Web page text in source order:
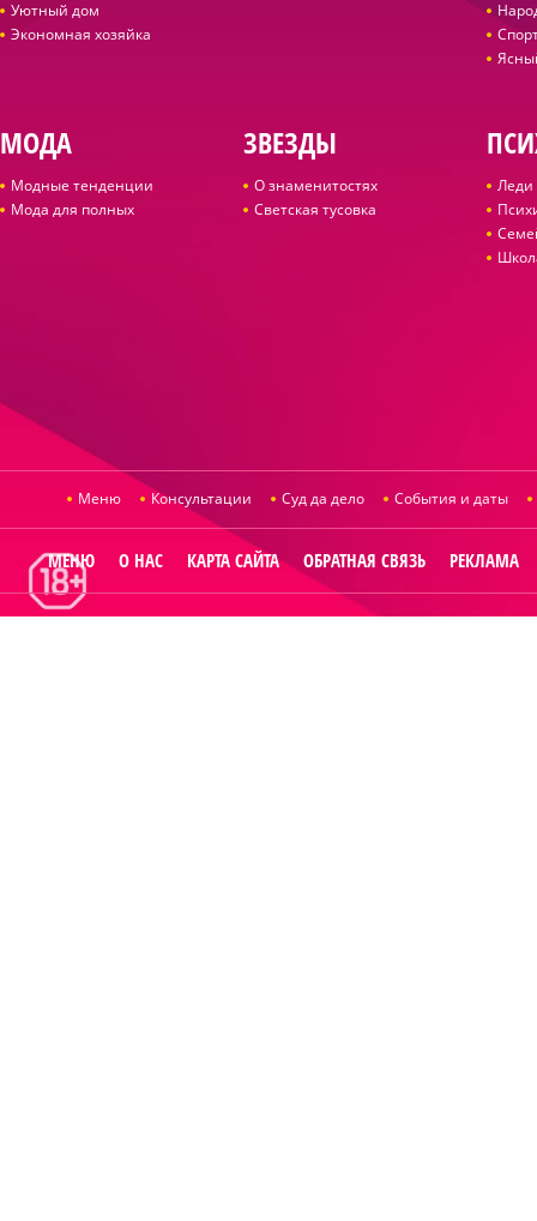
Уютный дом
Экономная хозяйка
МОДА
Модные тенденции
Мода для полных
ЗВЕЗДЫ
О знаменитостях
Светская тусовка
Леди
Меню Консультации Суд да дело События и даты
МЕНЮ О НАС КАРТА САЙТА ОБРАТНАЯ СВЯЗЬ РЕКЛАМА